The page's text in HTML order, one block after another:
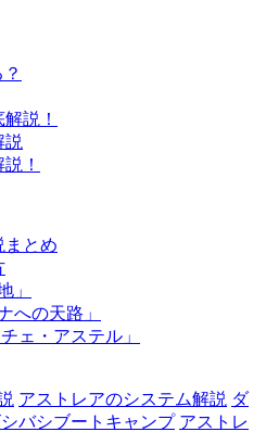
説！
説
！
まとめ
」
への天路」
ェ・アステル」
アストレアのシステム解説 ダ
バシブートキャンプ アストレ